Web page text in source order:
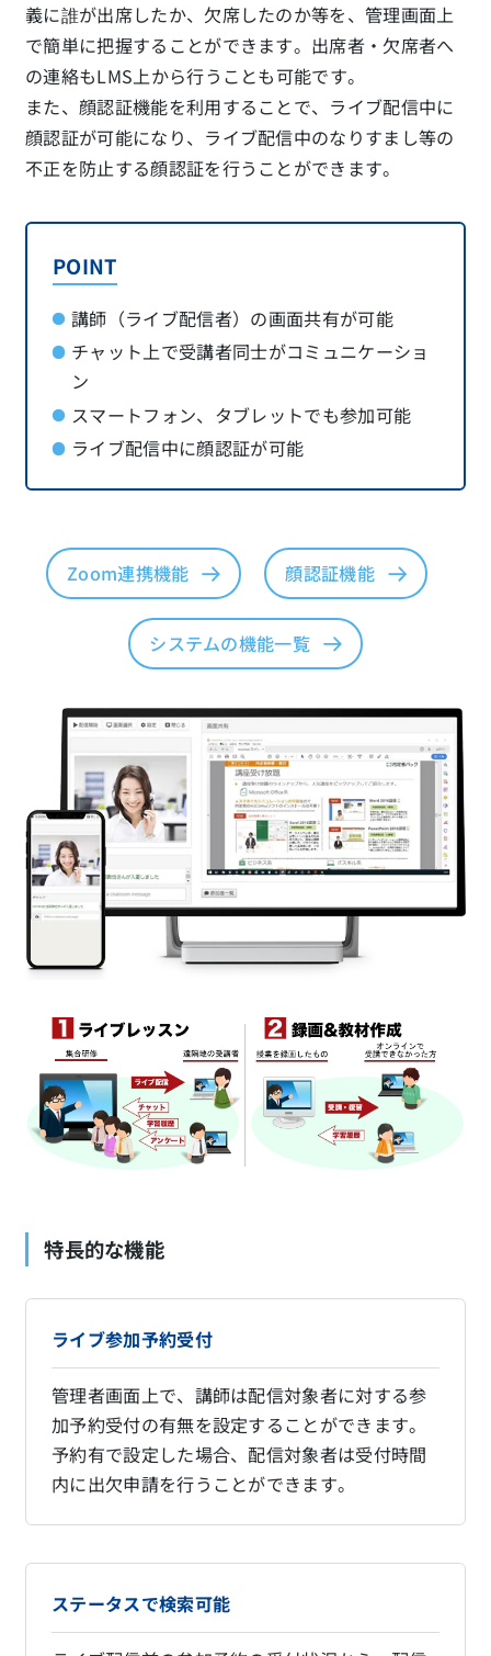
義に誰が出席したか、欠席したのか等を、管理画面上
で簡単に把握することができます。出席者・欠席者へ
の連絡もLMS上から行うことも可能です。
また、顔認証機能を利用することで、ライブ配信中に
顔認証が可能になり、ライブ配信中のなりすまし等の
不正を防止する顔認証を行うことができます。
POINT
講師（ライブ配信者）の画面共有が可能
チャット上で受講者同士がコミュニケーショ
ン
スマートフォン、タブレットでも参加可能
ライブ配信中に顔認証が可能
Zoom連携機能 顔認証機能
システムの機能一覧
特長的な機能
ライブ参加予約受付
管理者画面上で、講師は配信対象者に対する参
加予約受付の有無を設定することができます。
予約有で設定した場合、配信対象者は受付時間
内に出欠申請を行うことができます。
ステータスで検索可能